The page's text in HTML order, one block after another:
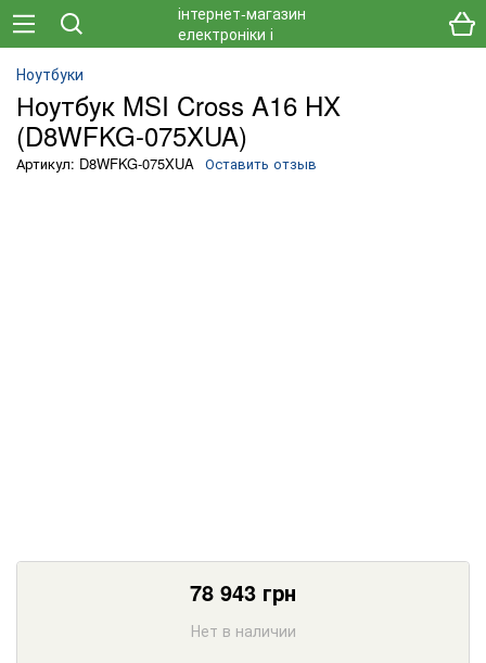
Ноутбуки
Ноутбук MSI Cross A16 HX
(D8WFKG-075XUA)
Артикул: D8WFKG-075XUA Оставить отзыв
78 943 грн
Нет в наличии